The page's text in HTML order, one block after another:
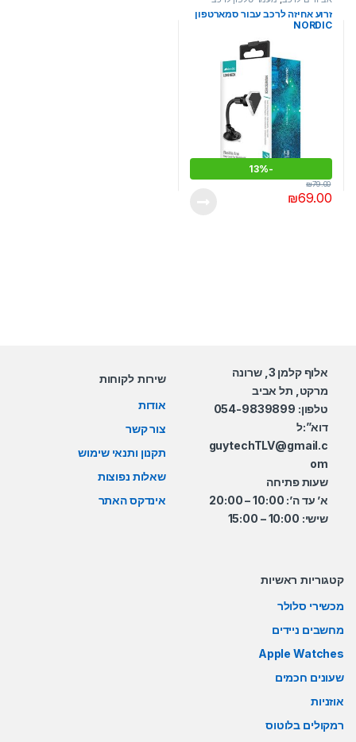
זרוע אחיזה לרכב עבור סמארטפון
NORDIC
-
13%
₪69.00
₪79.00
אלוף קלמן 3, שרונה
מרקט, תל אביב
טלפון: 054-9839899
דוא”:ל
guytechTLV@gmail.c
om
שעות פתיחה
א’ עד ה’: 10:00 – 20:00
שישי: 10:00 – 15:00
שירות לקוחות
אודות
צור קשר
תקנון ותנאי שימוש
שאלות נפוצות
אינדקס האתר
קטגוריות ראשיות
מכשירי סלולר
מחשבים ניידים
Apple Watches
שעונים חכמים
אוזניות
רמקולים בלוטוס